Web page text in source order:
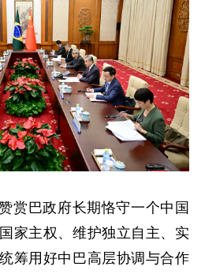
赏巴政府长期恪守一个中国
家主权、维护独立自主、实
筹用好中巴高层协调与合作